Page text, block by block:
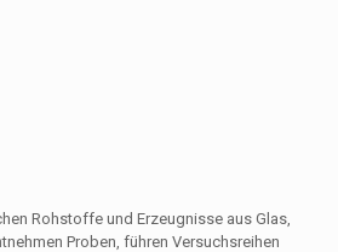
Rohstoffe und Erzeugnisse aus Glas,
Proben, führen Versuchsreihen